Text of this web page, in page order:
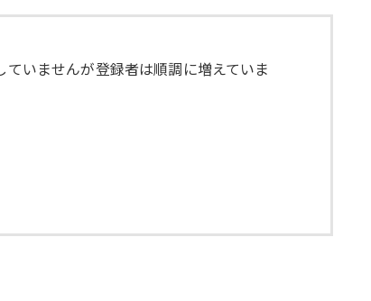
いませんが登録者は順調に増えていま